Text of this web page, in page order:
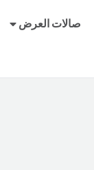
صالات العرض